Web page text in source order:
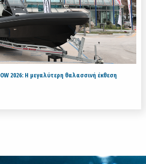
2026: Η μεγαλύτερη θαλασσινή έκθεση